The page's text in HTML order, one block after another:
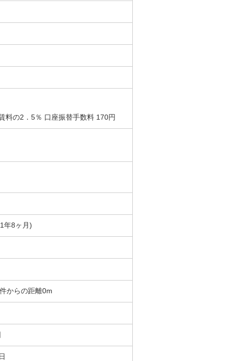
の2．5％ 口座振替手数料 170円
年8ヶ月)
からの距離0m